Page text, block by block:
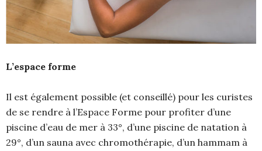
L’espace forme
Il est également possible (et conseillé) pour les curistes
de se rendre à l’Espace Forme pour profiter d’une
piscine d’eau de mer à 33°, d’une piscine de natation à
29°, d’un sauna avec chromothérapie, d’un hammam à